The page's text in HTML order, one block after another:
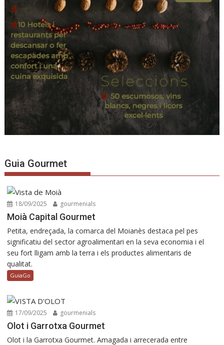
Guia Gourmet
18/09/2025 gourmenials
Moià Capital Gourmet
Petita, endreçada, la comarca del Moianès destaca pel pes
significatiu del sector agroalimentari en la seva economia i el
seu fort lligam amb la terra i els productes alimentaris de
qualitat.
GuiaGo
17/09/2025 gourmenials
Olot i Garrotxa Gourmet
Olot i la Garrotxa Gourmet. Amagada i arrecerada entre